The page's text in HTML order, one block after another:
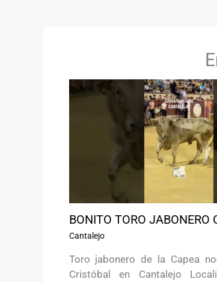
BONITO TORO JABONERO
Cantalejo
Toro jabonero de la Capea
Cristóbal en Cantalejo